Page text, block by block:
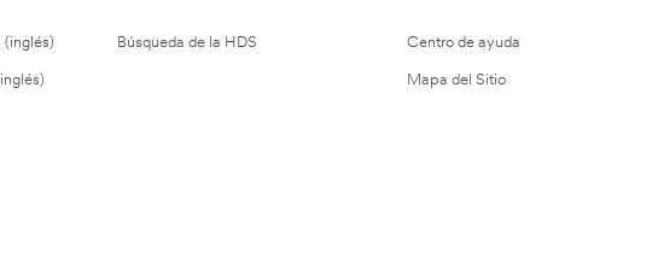
(inglés) Búsqueda de la HDS Centro de ayuda
Mapa del Sitio